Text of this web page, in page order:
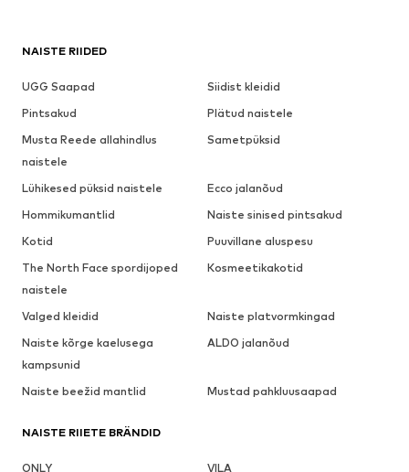
NAISTE RIIDED
UGG Saapad
Siidist kleidid
Pintsakud
Plätud naistele
Musta Reede allahindlus
naistele
Sametpüksid
Lühikesed püksid naistele
Ecco jalanõud
Hommikumantlid
Naiste sinised pintsakud
Kotid
Puuvillane aluspesu
The North Face spordijoped
naistele
Kosmeetikakotid
Valged kleidid
Naiste platvormkingad
Naiste kõrge kaelusega
kampsunid
ALDO jalanõud
Naiste beežid mantlid Mustad pahkluusaapad
NAISTE RIIETE BRÄNDID
ONLY
VILA